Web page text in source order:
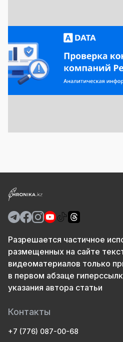
Разрешается частичное
размещенных на сайте
видеоматериалов только
в первом абзаце
указания автора статьи
Контакты
+7 (776) 087-00-68